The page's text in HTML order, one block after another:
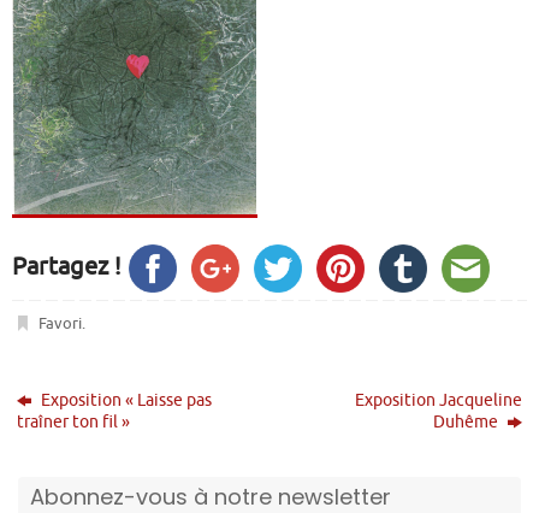
Partagez !
Favori.
Exposition « Laisse pas
traîner ton fil »
Exposition Jacqueline
Duhême
Abonnez-vous à notre newsletter